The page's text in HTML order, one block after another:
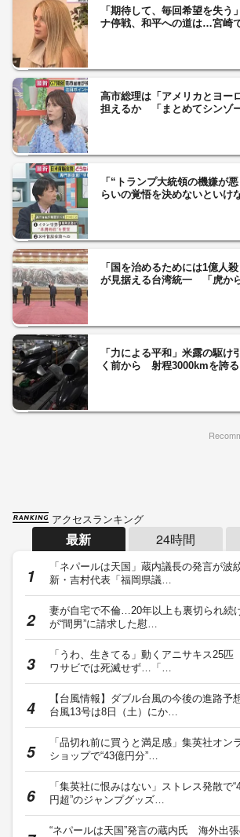
「期待して、毎回希望を失う
ナ停戦、和平への道は…宮崎
高市総理は「アメリカとヨー
担えるか 「まとめてシンゾ
「“トランプ大統領の機嫌が
らいの覚悟を決めないといけ
「国を治めるためには1億人
が見据える台湾統一 「虎か
「力による平和」米露の駆け
く前から 射程3000kmを誇
アクセスランキング
最新 24時間
「ネパールは天国」蔵内議長の発言が
新・吉村代表「福岡県議…
妻が自宅で不倫…20年以上も裏切られ続
が“間男”に請求した慰…
「うわ、生きてる」動くアニサキス25
ワサビでは死滅せず…「…
【台風情報】ダブル台風の今後の進路予
台風13号は8日（土）にか…
「品切れ前に買うと満足感」集英社オン
ショップで“43億円分”…
「集英社に恨みはない」ストレス発散で
円超”のジャンプグッズ…
“ネパールは天国”発言の蔵内氏 海外出